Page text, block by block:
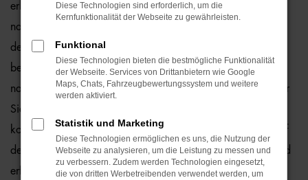
erhält viele Vorschläge rund um die Mobilität. Das gilt
natürlich auch für Bielefeld und Umgebung, wo wir gerne
den Audi A6 empfehlen. Die Rede ist von einem rundum
bewährten und zuverlässigen Fahrzeug, das perfekt zu
nahezu jedem Anspruch in Bielefeld passt. Gerne lassen wir
Sie bei uns vor Ort einsteigen oder übernehmen die
komplette Beratung auf digitalem Weg. Der Vorteil liegt auf
der Hand, denn so erhalten Sie Ihren Audi A6 frei Haus und
erfreuen sich an der direkten Lieferung nach Bielefeld ohne
Diese Technologien sind erforderlich, um die
Kernfunktionalität der Webseite zu gewährleisten.
Funktional
Diese Technologien bieten die bestmögliche Funktionalität
der Webseite. Services von Drittanbietern wie Google
Maps, Chats, Fahrzeugbewertungssystem und weitere
werden aktiviert.
Statistik und Marketing
Diese Technologien ermöglichen es uns, die Nutzung der
Webseite zu analysieren, um die Leistung zu messen und
zu verbessern. Zudem werden Technologien eingesetzt,
die von dritten Werbetreibenden verwendet werden, um